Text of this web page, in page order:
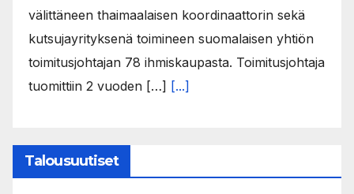
välittäneen thaimaalaisen koordinaattorin sekä
kutsujayrityksenä toimineen suomalaisen yhtiön
toimitusjohtajan 78 ihmiskaupasta. Toimitusjohtaja
tuomittiin 2 vuoden […] [...]
Talousuutiset